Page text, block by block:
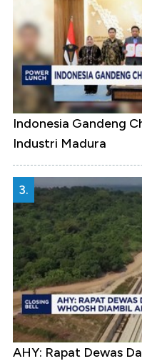
Indonesia Gandeng
Industri Madura
3.
AHY: Rapat Dewas